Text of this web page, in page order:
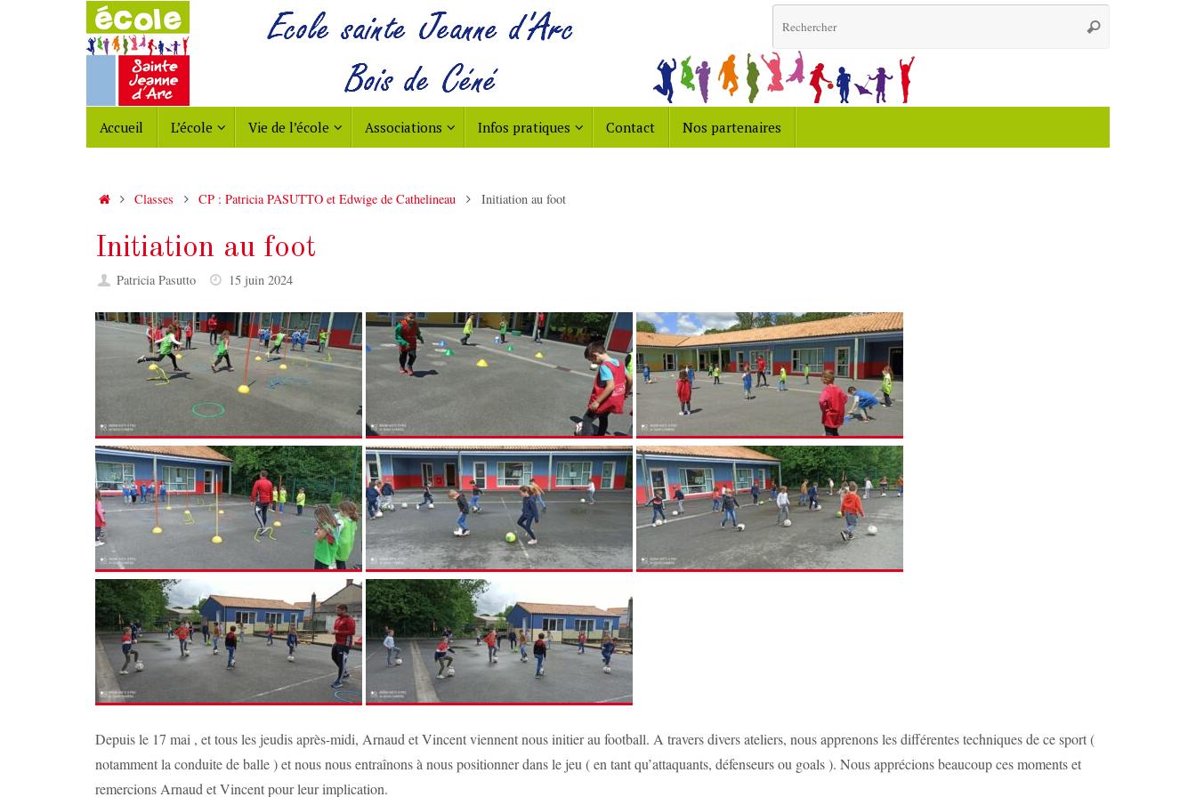
Rechercher
contenu
Accueil L’école Vie de l’école Associations Infos pratiques Contact Nos partenaires
AccueilClasses CP : Patricia PASUTTO et Edwige de Cathelineau Initiation au foot
Initiation au foot
Patricia Pasutto 15 juin 2024
Depuis le 17 mai , et tous les jeudis après-midi, Arnaud et Vincent viennent nous initier au football. A travers divers ateliers, nous apprenons les différentes techniques de ce sport (
notamment la conduite de balle ) et nous nous entraînons à nous positionner dans le jeu ( en tant qu’attaquants, défenseurs ou goals ). Nous apprécions beaucoup ces moments et
remercions Arnaud et Vincent pour leur implication.